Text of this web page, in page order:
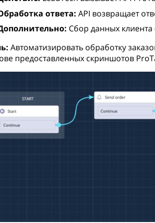
ответа: API возвращает
Сбор данных
Автоматизировать обработку
предоставленных скриншотов